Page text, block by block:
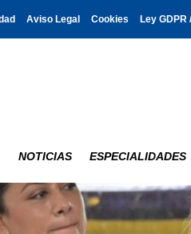
Aviso Legal Cookies Ley GDPR
NOTICIAS ESPECIALIDADES